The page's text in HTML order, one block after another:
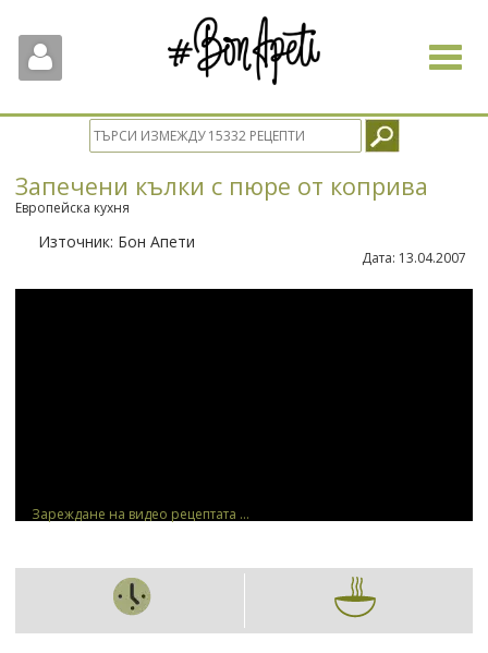
Toggle
Запечени кълки с пюре от коприва
Европейска кухня
Източник: Бон Апети
Дата: 13.04.2007
Зареждане на видео рецептата ...